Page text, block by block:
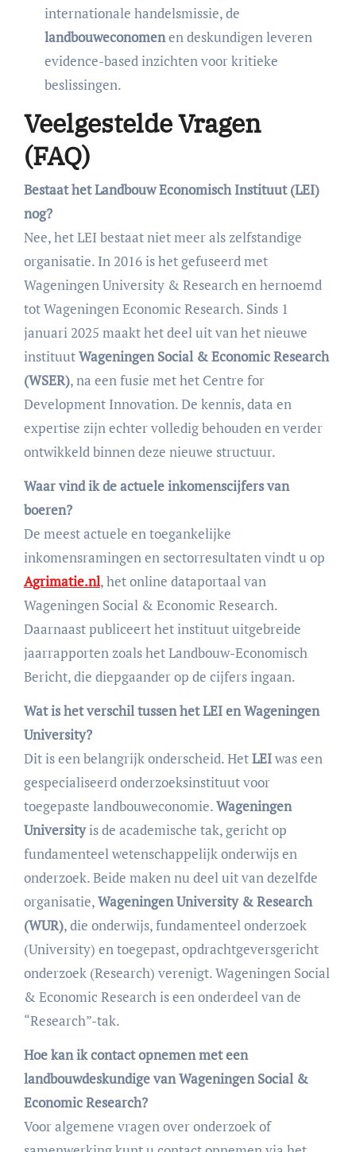
internationale handelsmissie, de
landbouweconomenen deskundigen leveren
evidence-based inzichten voor kritieke
beslissingen.
Veelgestelde Vragen
(FAQ)
Bestaat het Landbouw Economisch Instituut (LEI)
nog?
Nee, het LEI bestaat niet meer als zelfstandige
organisatie. In 2016 is het gefuseerd met
Wageningen University & Research en hernoemd
tot Wageningen Economic Research. Sinds 1
januari 2025 maakt het deel uit van het nieuwe
instituutWageningen Social & Economic Research
(WSER), na een fusie met het Centre for
Development Innovation. De kennis, data en
expertise zijn echter volledig behouden en verder
ontwikkeld binnen deze nieuwe structuur.
Waar vind ik de actuele inkomenscijfers van
boeren?
De meest actuele en toegankelijke
inkomensramingen en sectorresultaten vindt u op
Agrimatie.nl, het online dataportaal van
Wageningen Social & Economic Research.
Daarnaast publiceert het instituut uitgebreide
jaarrapporten zoals het Landbouw-Economisch
Bericht, die diepgaander op de cijfers ingaan.
Wat is het verschil tussen het LEI en Wageningen
University?
Dit is een belangrijk onderscheid. HetLEIwas een
gespecialiseerd onderzoeksinstituut voor
toegepaste landbouweconomie.Wageningen
Universityis de academische tak, gericht op
fundamenteel wetenschappelijk onderwijs en
onderzoek. Beide maken nu deel uit van dezelfde
organisatie,Wageningen University & Research
(WUR), die onderwijs, fundamenteel onderzoek
(University) en toegepast, opdrachtgeversgericht
onderzoek (Research) verenigt. Wageningen Social
& Economic Research is een onderdeel van de
“Research”-tak.
Hoe kan ik contact opnemen met een
landbouwdeskundige van Wageningen Social &
Economic Research?
Voor algemene vragen over onderzoek of